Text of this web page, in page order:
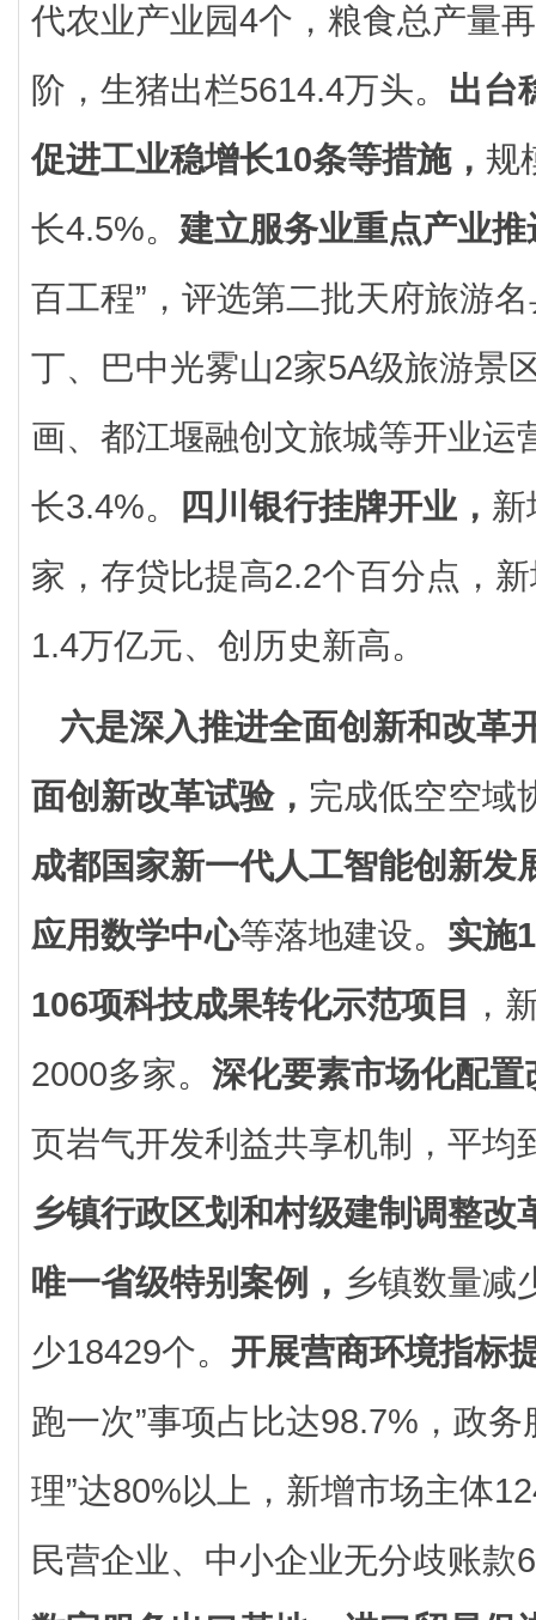
代农业产业园4个，粮食总产量
阶，生猪出栏5614.4万头。 出台
促进工业稳增长10条等措施， 规
长4.5%。 建立服务业重点产业
百工程”，评选第二批天府旅游
丁、巴中光雾山2家5A级旅游景
画、都江堰融创文旅城等开业运
长3.4%。
四川银行挂牌开业， 新
家，存贷比提高2.2个百分点，
1.4万亿元、创历史新高。
六是深入推进全面创新和改革
面创新改革试验， 完成低空空域
成都国家新一代人工智能创新发
应用数学中心等落地建设。 实施
106项科技成果转化示范项目
，
2000多家。 深化要素市场化配置
页岩气开发利益共享机制，平均
乡镇行政区划和村级建制调整改
唯一省级特别案例， 乡镇数量减
少18429个。 开展营商环境指标
跑一次”事项占比达98.7%，政务
理”达80%以上，新增市场主体
民营企业、中小企业无分歧账款